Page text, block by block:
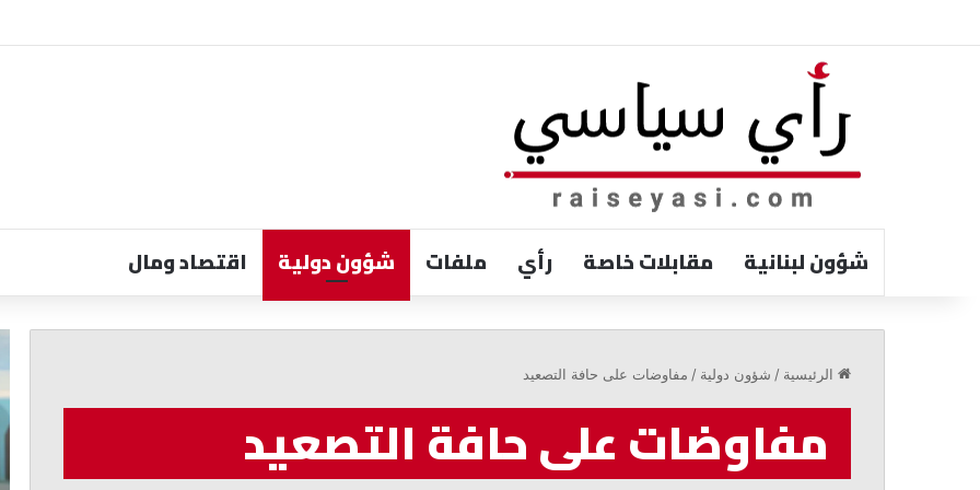
شؤون لبنانية مقابلات خاصة رأي ملفات شؤون دولية اقتصاد ومال
الرئيسية / شؤون دولية / مفاوضات على حافة التصعيد
مفاوضات على حافة التصعيد
خيارات
الرئيس
السيادية
الدولة
ضرورة
لمواجهة
التحديات